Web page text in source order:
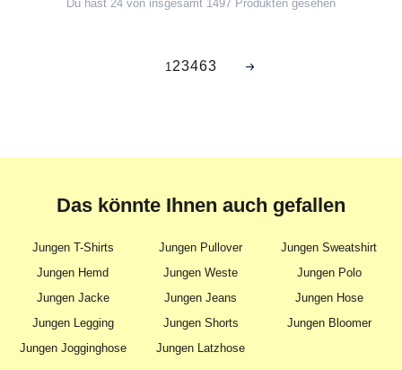
Du hast 24 von insgesamt 1497 Produkten gesehen
1 23463
Das könnte Ihnen auch gefallen
Jungen T-Shirts Jungen Pullover
Jungen Sweatshirt
Jungen Hemd
Jungen Weste
Jungen Polo
Jungen Jacke
Jungen Jeans
Jungen Hose
Jungen Legging
Jungen Shorts
Jungen Bloomer
Jungen Jogginghose
Jungen Latzhose